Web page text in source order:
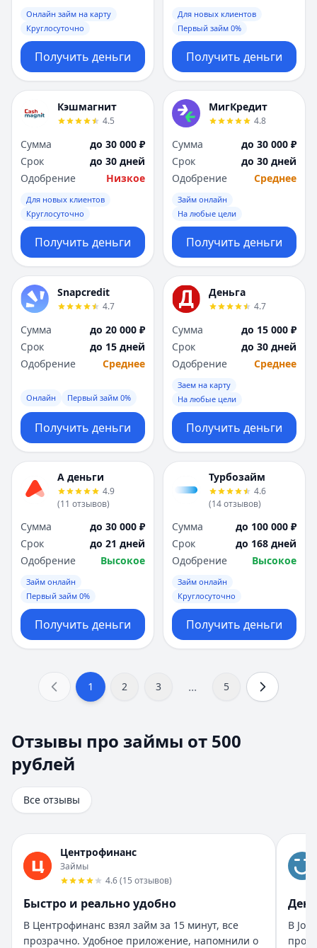
Онлайн займ на карту
Круглосуточно
Получить деньги
Для новых клиентов
Первый займ 0%
Получить деньги
Кэшмагнит
4.5
Сумма
до 30 000 ₽
Срок
до 30 дней
Одобрение
Низкое
Для новых клиентов
Круглосуточно
Получить деньги
МигКредит
4.8
Сумма
до 30 000 ₽
Срок
до 30 дней
Одобрение
Среднее
Займ онлайн
На любые цели
Получить деньги
Snapcredit
4.7
Сумма
до 20 000 ₽
Срок
до 15 дней
Одобрение
Среднее
Онлайн Первый займ 0%
Получить деньги
Деньга
4.7
Сумма
до 15 000 ₽
Срок
до 30 дней
Одобрение
Среднее
Заем на карту
На любые цели
Получить деньги
А деньги
4.9
(11 отзывов)
Сумма
до 30 000 ₽
Срок
до 21 дней
Одобрение
Высокое
Займ онлайн
Первый займ 0%
Получить деньги
Турбозайм
4.6
(14отзывов)
Сумма
до 100 000 ₽
Срок
до 168 дней
Одобрение
Высокое
Займ онлайн
Круглосуточно
Получить деньги
1 2 3 ... 5
Всего отзывов на странице:8.
Быстро получил и доволен
Организация: Турбозайм
Город:Екатеринбург
Дата:28 октября 2025 г.
Взял займ в Турбозайм впервые. Одобрили быстро,
Помогли быстро и без нервов
Рейтинг:
Организация: Бюджет
Дата: 28 октября 2025 г.
Отзывы про займы от 500
рублей
Все отзывы
Центрофинанс
Займы
4.6(15 отзывов)
Быстро и реально удобно
В Центрофинанс взял займ за 15 минут, все
прозрачно. Удобное приложение, напомнили о
В